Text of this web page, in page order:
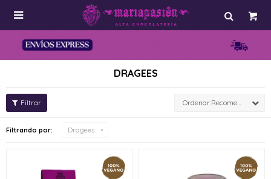

DRAGEES
Recomendados
Filtrando por: Dragees